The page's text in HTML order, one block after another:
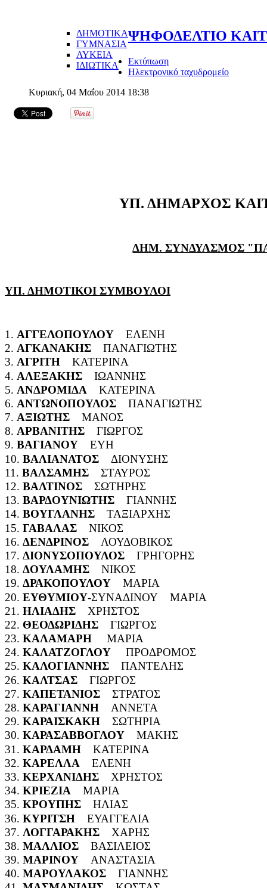
ΔΗΜΟΤΙΚΑ
ΓΥΜΝΑΣΙΑ
ΛΥΚΕΙΑ
ΙΔΙΩΤΙΚΑ
ΨΗΦΟΔΕΛΤΙΟ
Εκτύπωση
Ηλεκτρονικό ταχυδρομείο
Κυριακή, 04 Μαΐου 2014 18:38
ΥΠ. ΔΗΜΑΡΧΟΣ
ΔΗΜ. ΣΥΝΔΥΑΣΜΟΣ
ΥΠ. ΔΗΜΟΤΙΚΟΙ ΣΥΜΒΟΥΛΟΙ
1. ΑΓΓΕΛΟΠΟΥΛΟΥ ΕΛΕΝΗ
2. ΑΓΚΑΝΑΚΗΣ ΠΑΝΑΓΙΩΤΗΣ
3. ΑΓΡΙΤΗ ΚΑΤΕΡΙΝΑ
4. ΑΛΕΞΑΚΗΣ ΙΩΑΝΝΗΣ
5. ΑΝΔΡΟΜΙΔΑ ΚΑΤΕΡΙΝΑ
6. ΑΝΤΩΝΟΠΟΥΛΟΣ ΠΑΝΑΓΙΩΤΗΣ
7. ΑΞΙΩΤΗΣ ΜΑΝΟΣ
8. ΑΡΒΑΝΙΤΗΣ ΓΙΩΡΓΟΣ
9. ΒΑΓΙΑΝΟΥ ΕΥΗ
10. ΒΑΛΙΑΝΑΤΟΣ ΔΙΟΝΥΣΗΣ
11. ΒΑΛΣΑΜΗΣ ΣΤΑΥΡΟΣ
12. ΒΑΛΤΙΝΟΣ ΣΩΤΗΡΗΣ
13. ΒΑΡΔΟΥΝΙΩΤΗΣ ΓΙΑΝΝΗΣ
14. ΒΟΥΓΛΑΝΗΣ ΤΑΞΙΑΡΧΗΣ
15. ΓΑΒΑΛΑΣ ΝΙΚΟΣ
16. ΔΕΝΔΡΙΝΟΣ ΛΟΥΔΟΒΙΚΟΣ
17. ΔΙΟΝΥΣΟΠΟΥΛΟΣ ΓΡΗΓΟΡΗΣ
18. ΔΟΥΛΑΜΗΣ ΝΙΚΟΣ
19. ΔΡΑΚΟΠΟΥΛΟΥ ΜΑΡΙΑ
20. ΕΥΘΥΜΙΟΥ-ΣΥΝΑΔΙΝΟΥ ΜΑΡΙΑ
21. ΗΛΙΑΔΗΣ ΧΡΗΣΤΟΣ
22. ΘΕΟΔΩΡΙΔΗΣ ΓΙΩΡΓΟΣ
23. ΚΑΛΑΜΑΡΗ ΜΑΡΙΑ
24. ΚΑΛΑΤΖΟΓΛΟΥ ΠΡΟΔΡΟΜΟΣ
25. ΚΑΛΟΓΙΑΝΝΗΣ ΠΑΝΤΕΛΗΣ
26. ΚΑΛΤΣΑΣ ΓΙΩΡΓΟΣ
27. ΚΑΠΕΤΑΝΙΟΣ ΣΤΡΑΤΟΣ
28. ΚΑΡΑΓΙΑΝΝΗ ΑΝΝΕΤΑ
29. ΚΑΡΑΙΣΚΑΚΗ ΣΩΤΗΡΙΑ
30. ΚΑΡΑΣΑΒΒΟΓΛΟΥ ΜΑΚΗΣ
31. ΚΑΡΔΑΜΗ ΚΑΤΕΡΙΝΑ
32. ΚΑΡΕΛΛΑ ΕΛΕΝΗ
33. ΚΕΡΧΑΝΙΔΗΣ ΧΡΗΣΤΟΣ
34. ΚΡΙΕΖΙΑ ΜΑΡΙΑ
35. ΚΡΟΥΠΗΣ ΗΛΙΑΣ
36. ΚΥΡΙΤΣΗ ΕΥΑΓΓΕΛΙΑ
37. ΛΟΓΓΑΡΑΚΗΣ ΧΑΡΗΣ
38. ΜΑΛΛΙΟΣ ΒΑΣΙΛΕΙΟΣ
39. ΜΑΡΙΝΟΥ ΑΝΑΣΤΑΣΙΑ
40. ΜΑΡΟΥΛΑΚΟΣ ΓΙΑΝΝΗΣ